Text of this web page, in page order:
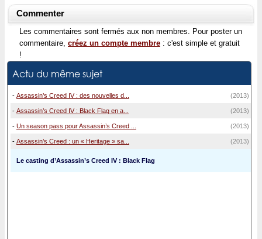
Commenter
Les commentaires sont fermés aux non membres. Pour poster un
commentaire, créez un compte membre : c'est simple et gratuit
!
Actu du même sujet
- Assassin’s Creed IV : des nouvelles d... (2013)
- Assassin’s Creed IV : Black Flag en a... (2013)
- Un season pass pour Assassin’s Creed ... (2013)
- Assassin’s Creed : un « Heritage » sa... (2013)
Le casting d’Assassin’s Creed IV : Black Flag